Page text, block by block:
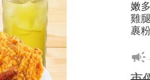
嫩
雞
裹
campaign